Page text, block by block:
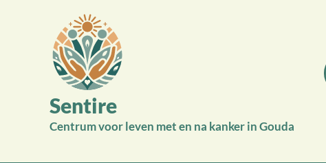
Sentire
Centrum voor leven met en na kanker in Gouda